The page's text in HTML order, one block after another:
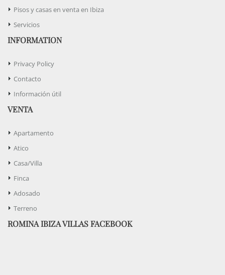
Pisos y casas en venta en Ibiza
Servicios
INFORMATION
Privacy Policy
Contacto
Información útil
VENTA
Apartamento
Atico
Casa/Villa
Finca
Adosado
Terreno
ROMINA IBIZA VILLAS FACEBOOK